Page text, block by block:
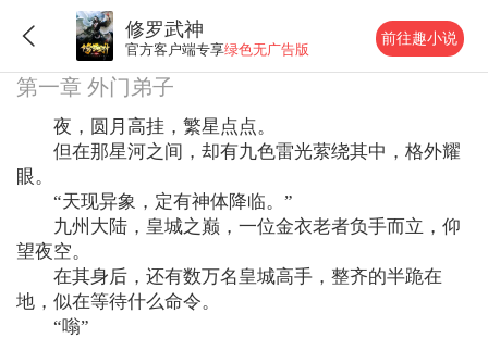
修罗武神
官方客户端专享绿色无广告版
前往趣小说
第一章 外门弟子
夜，圆月高挂，繁星点点。
但在那星河之间，却有九色雷光萦绕其中，格外耀
眼。
“天现异象，定有神体降临。”
九州大陆，皇城之巅，一位金衣老者负手而立，仰
望夜空。
在其身后，还有数万名皇城高手，整齐的半跪在
地，似在等待什么命令。
“嗡”